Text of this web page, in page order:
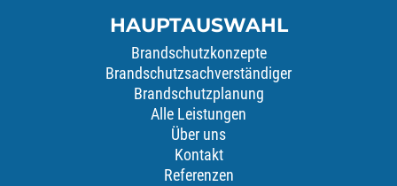
HAUPTAUSWAHL
Brandschutzkonzepte
Brandschutzsachverständiger
Brandschutzplanung
Alle Leistungen
Über uns
Kontakt
Referenzen